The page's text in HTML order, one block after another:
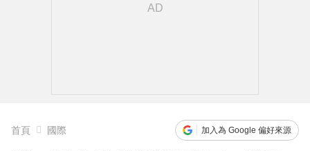
首頁 國際 加入為 Google 偏好來源